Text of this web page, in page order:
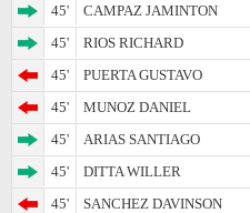
45'
CAMPAZ JAMINTON
45'
RIOS RICHARD
45'
PUERTA GUSTAVO
45'
MUNOZ DANIEL
45'
ARIAS SANTIAGO
45'
DITTA WILLER
45'
SANCHEZ DAVINSON